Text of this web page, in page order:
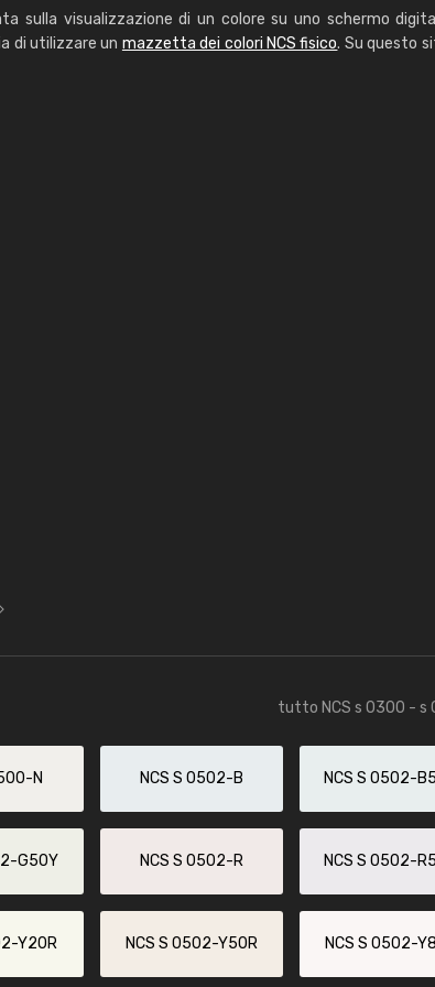
sulla visualizzazione di un colore su uno schermo
di utilizzare un mazzetta dei colori NCS fisico. Su questo
tutto NCS s 0300 - s
N NCS S 0502-B NCS S 0502-
G50Y NCS S 0502-R NCS S 0502-
Y20R NCS S 0502-Y50R NCS S 0502-